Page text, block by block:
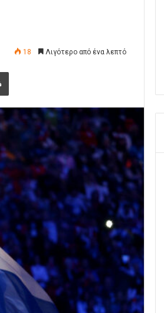
18 Λιγότερο από ένα λεπτό